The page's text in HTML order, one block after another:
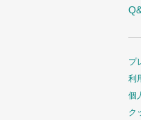
プ
利
個
ク